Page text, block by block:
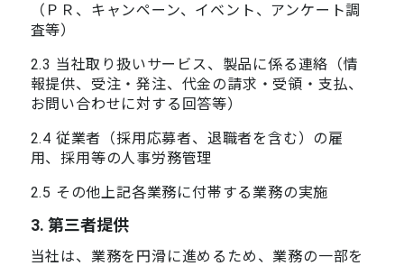
（ＰＲ、キャンペーン、イベント、アンケート調
査等）
2.3 当社取り扱いサービス、製品に係る連絡（情
報提供、受注・発注、代金の請求・受領・支払、
お問い合わせに対する回答等）
2.4 従業者（採用応募者、退職者を含む）の雇
用、採用等の人事労務管理
2.5 その他上記各業務に付帯する業務の実施
3. 第三者提供
当社は、業務を円滑に進めるため、業務の一部を